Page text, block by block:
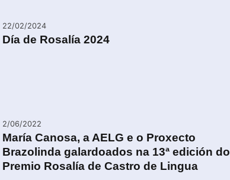
22/02/2024
Día de Rosalía 2024
2/06/2022
María Canosa, a AELG e o Proxecto
Brazolinda galardoados na 13ª edición do
Premio Rosalía de Castro de Lingua